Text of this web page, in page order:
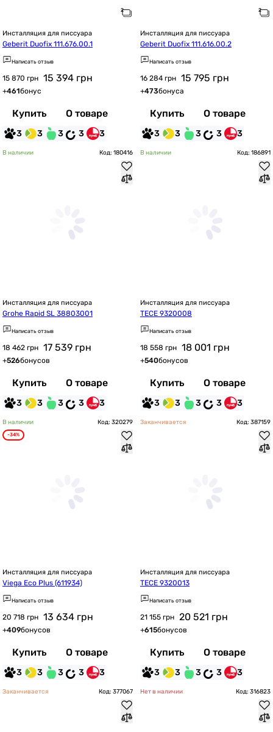
Инсталляция для писсуара
Geberit Duofix 111.676.00.1
Написать отзыв
15 870 грн 15 394 грн
+461бонус
Купить О товаре
3 3 3 3 3
Инсталляция для писсуара
Geberit Duofix 111.616.00.2
Написать отзыв
16 284 грн 15 795 грн
+473бонуса
Купить О товаре
3 3 3 3 3
В наличии Код: 180416
Инсталляция для писсуара
Grohe Rapid SL 38803001
Написать отзыв
18 462 грн 17 539 грн
+526бонусов
Купить О товаре
3 3 3 3 3
В наличии Код: 186891
Инсталляция для писсуара
TECE 9320008
Написать отзыв
18 558 грн 18 001 грн
+540бонусов
Купить О товаре
3 3 3 3 3
В наличии Код: 320279
-34%
Инсталляция для писсуара
Viega Eco Plus (611934)
Написать отзыв
20 718 грн 13 634 грн
+409бонусов
Купить О товаре
3 3 3 3 3
Заканчивается Код: 387159
Инсталляция для писсуара
TECE 9320013
Написать отзыв
21 155 грн 20 521 грн
+615бонусов
Купить О товаре
3 3 3 3 3
Заканчивается Код: 377067 Нет в наличии Код: 316823